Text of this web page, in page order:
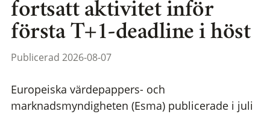
fortsatt aktivitet inför
första T+1-deadline i höst
Publicerad 2026-08-07
Europeiska värdepappers- och
marknadsmyndigheten (Esma) publicerade i juli